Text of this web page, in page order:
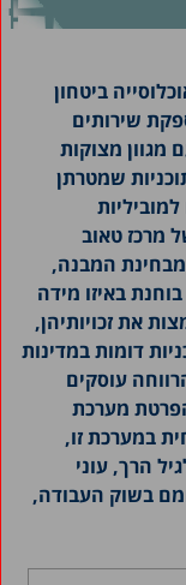
ביטחון
שירותים
מגוון מצוקות
שמטרתן
מרכז טאוב
המבנה,
באיזו מידה
את זכויותיהן,
דומות במדינות
עוסקים
מערכת
במערכת זו,
הרך, עוני
בשוק העבודה,